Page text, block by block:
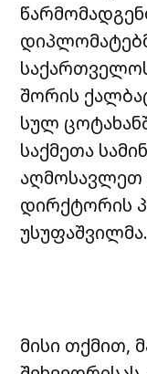
შორის
სულ
საქმეთა
აღმოსავლეთ
დირქტორის
უსუფაშვილმა.
მისი თქმით,